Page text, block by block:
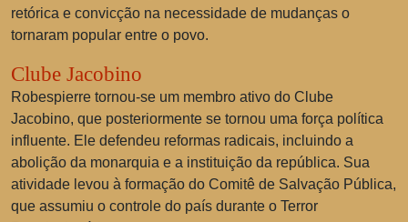
retórica e convicção na necessidade de mudanças o
tornaram popular entre o povo.
Clube Jacobino
Robespierre tornou-se um membro ativo do Clube
Jacobino, que posteriormente se tornou uma força política
influente. Ele defendeu reformas radicais, incluindo a
abolição da monarquia e a instituição da república. Sua
atividade levou à formação do Comitê de Salvação Pública,
que assumiu o controle do país durante o Terror